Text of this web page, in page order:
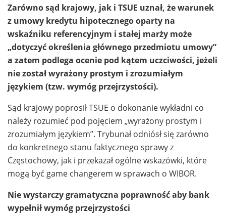
Zarówno sąd krajowy, jak i TSUE uznał, że warunek
z umowy kredytu hipotecznego oparty na
wskaźniku referencyjnym i stałej marży może
„dotyczyć określenia głównego przedmiotu umowy”
a zatem podlega ocenie pod kątem uczciwości, jeżeli
nie został wyrażony prostym i zrozumiałym
językiem (tzw. wymóg przejrzystości).
Sąd krajowy poprosił TSUE o dokonanie wykładni co
należy rozumieć pod pojęciem „wyrażony prostym i
zrozumiałym językiem”. Trybunał odniósł się zarówno
do konkretnego stanu faktycznego sprawy z
Częstochowy, jak i przekazał ogólne wskazówki, które
mogą być game changerem w sprawach o WIBOR.
Nie wystarczy gramatyczna poprawność aby bank
wypełnił wymóg przejrzystości